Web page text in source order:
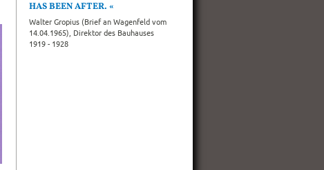
HAS BEEN AFTER.
Walter Gropius (Brief an Wagenfeld vom
14.04.1965), Direktor des Bauhauses
1919 - 1928